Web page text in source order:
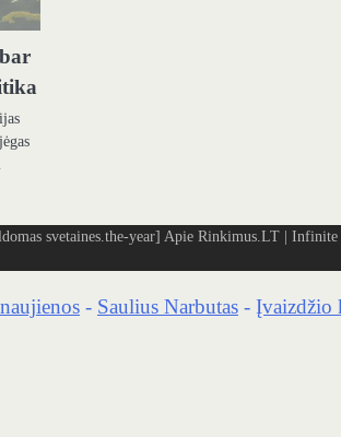
svetaines.the-year] Apie Rinkimus.LT| Infinite
- Saulius Narbutas - Įvaizdžio